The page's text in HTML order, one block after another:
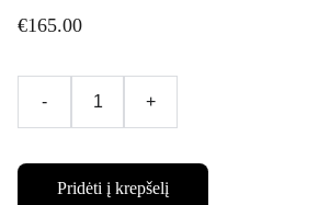
€165.00
- +
Pridėti į krepšelį